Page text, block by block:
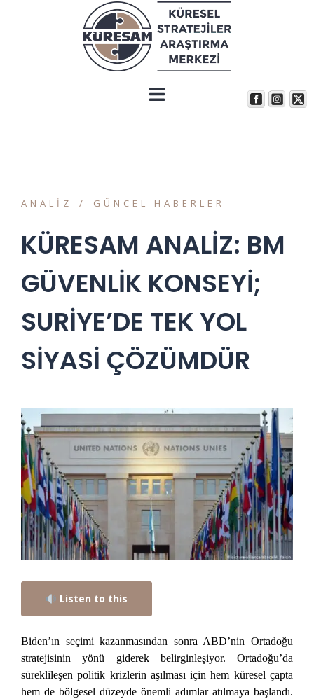
ANALIZ GÜNCEL HABERLER
KÜRESAM ANALİZ: BM
GÜVENLİK KONSEYİ;
SURİYE’DE TEK YOL
SİYASİ ÇÖZÜMDÜR
Listen to this
Biden’ın seçimi kazanmasından sonra ABD’nin Ortadoğu
stratejisinin yönü giderek belirginleşiyor. Ortadoğu’da
süreklileşen politik krizlerin aşılması için hem küresel çapta
hem de bölgesel düzeyde önemli adımlar atılmaya başlandı.